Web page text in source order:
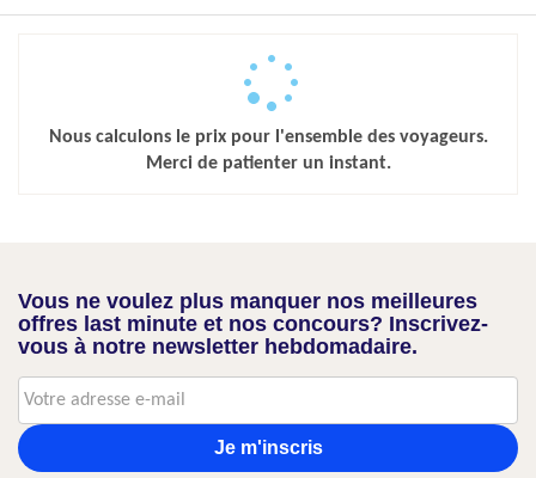
Nous calculons le prix pour l'ensemble des voyageurs.
Merci de patienter un instant.
Vous ne voulez plus manquer nos meilleures
offres last minute et nos concours? Inscrivez-
vous à notre newsletter hebdomadaire.
Je m'inscris